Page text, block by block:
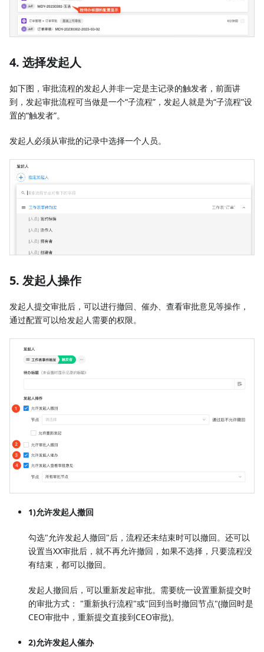
4. 选择发起人
如下图，审批流程的发起人并非一定是主记录的触发者，前面讲
到，发起审批流程可当做是一个“子流程”，发起人就是为“子流程”设
置的“触发者”。
发起人必须从审批的记录中选择一个人员。
5. 发起人操作
发起人提交审批后，可以进行撤回、催办、查看审批意见等操作，
通过配置可以给发起人需要的权限。
1)允许发起人撤回
勾选"允许发起人撤回"后，流程还未结束时可以撤回。还可以
设置当XX审批后，就不再允许撤回，如果不选择，只要流程没
有结束，都可以撤回。
发起人撤回后，可以重新发起审批。需要统一设置重新提交时
的审批方式： "重新执行流程"或"回到当时撤回节点"(撤回时是
CEO审批中，重新提交直接到CEO审批)。
2)允许发起人催办